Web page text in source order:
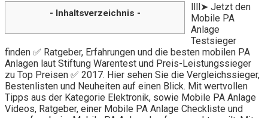
- Inhaltsverzeichnis -
llll➤ Jetzt den
Mobile PA
Anlage
Testsieger
finden ✅ Ratgeber, Erfahrungen und die besten mobilen PA
Anlagen laut Stiftung Warentest und Preis-Leistungssieger
zu Top Preisen ✅ 2017. Hier sehen Sie die Vergleichssieger,
Bestenlisten und Neuheiten auf einen Blick. Mit wertvollen
Tipps aus der Kategorie Elektronik, sowie Mobile PA Anlage
Videos, Ratgeber, einer Mobile PA Anlage Checkliste und